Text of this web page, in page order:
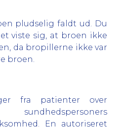
pludselig faldt ud. Du
viste sig, at broen ikke
da bropillerne ikke var
broen.
fra patienter over
En autoriseret